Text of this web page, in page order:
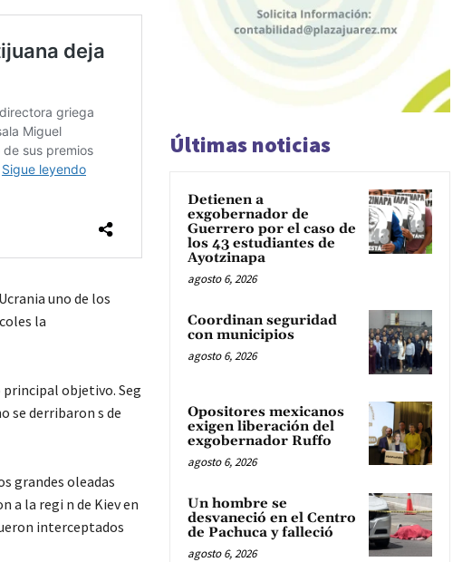
uno de los
la
principal objetivo. Seg
se derribaron s de
grandes oleadas
a la regi n de Kiev en
interceptados
Últimas noticias
Detienen a
exgobernador de
Guerrero por el caso de
los 43 estudiantes de
Ayotzinapa
agosto 6, 2026
Coordinan seguridad
con municipios
agosto 6, 2026
Opositores mexicanos
exigen liberación del
exgobernador Ruffo
agosto 6, 2026
Un hombre se
desvaneció en el Centro
de Pachuca y falleció
agosto 6, 2026